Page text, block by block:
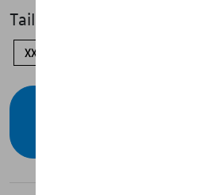
Taille
XXL